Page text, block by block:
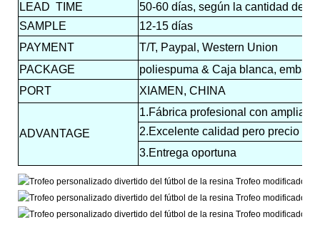
LEAD TIME
50-60 días, según la cantidad de
SAMPLE
12-15 días
PAYMENT
T/T, Paypal, Western Union
PACKAGE
poliespuma & Caja blanca,
PORT
XIAMEN, CHINA
ADVANTAGE
1.Fábrica profesional con amplia
2.Excelente calidad pero precio
3.Entrega oportuna